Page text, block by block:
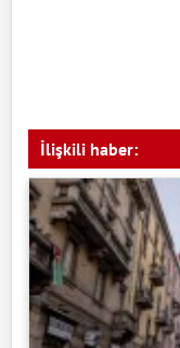
İlişkili haber: